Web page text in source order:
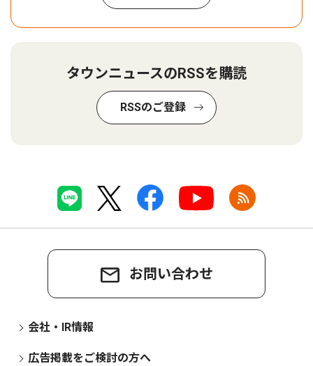
タウンニュースのRSSを購読
RSSのご登録
お問い合わせ
会社・IR情報
広告掲載をご検討の方へ